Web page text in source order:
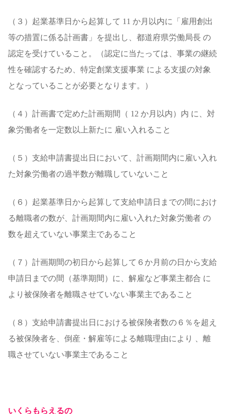
（３）起業基準日から起算して 11 か月以内に「雇用創出
等の措置に係る計画書」を提出し、都道府県労働局長 の
認定を受けていること。（認定に当たっては、事業の継続
性を確認するため、特定創業支援事業 による支援の対象
となっていることが必要となります。）
（４）計画書で定めた計画期間（ 12 か月以内）内 に、対
象労働者を一定数以上新たに 雇い入れること
（５）支給申請書提出日において、計画期間内に雇い入れ
た対象労働者の過半数が離職していないこと
（６）起業基準日から起算して支給申請日までの間におけ
る離職者の数が、計画期間内に雇い入れた対象労働者 の
数を超えていない事業主であること
（７）計画期間の初日から起算して６か月前の日から支給
申請日までの間（基準期間）に、解雇など事業主都合 に
より被保険者を離職させていない事業主であること
（８）支給申請書提出日における被保険者数の６％を超え
る被保険者を、倒産・解雇等による離職理由により 、離
職させていない事業主であること
いくらもらえるの